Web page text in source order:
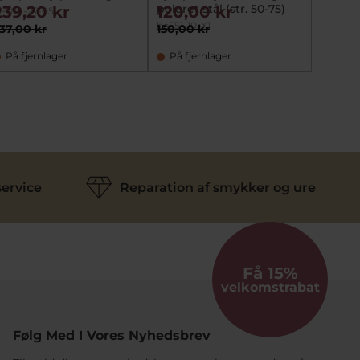
27-05
kr
kr
På fjernlager
poleret stål (str. 50-75)
be551-10-X1
150,00 kr
120,00 kr
På fjernlager
Reparation af smykker og ure
Få 15%
velkomstrabat
Følg Med I Vores Nyhedsbrev